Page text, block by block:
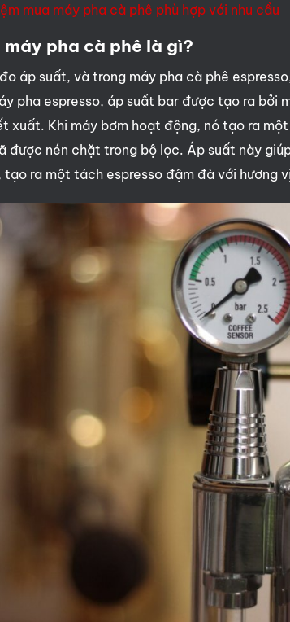
mua máy pha cà phê phù hợp với nhu cầu
pha cà phê là gì?
áp suất, và trong máy pha cà phê
pha espresso, áp suất bar được tạo ra bởi
xuất. Khi máy bơm hoạt động, nó tạo ra
được nén chặt trong bộ lọc. Áp suất này
ra một tách espresso đậm đà với hương